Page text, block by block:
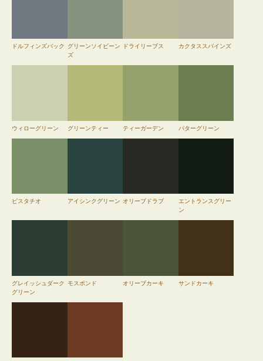
ドルフィンズバック
グリーンソイビーン
ズ
ドライリーブス カクタススパインズ
ウィローグリーン グリーンティー ティーガーデン パターグリーン
ピスタチオ アイシンクグリーン オリーブドラブ
エントランスグリー
ン
グレイッシュダーク
グリーン
モスポンド オリーブカーキ サンドカーキ